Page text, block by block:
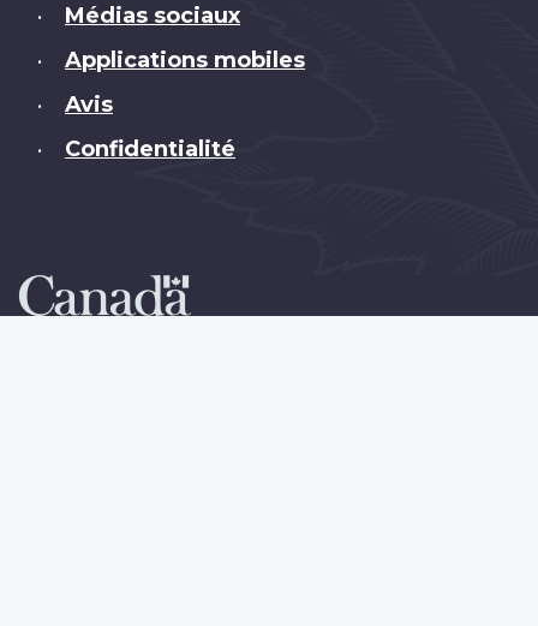
• Médias sociaux
• Applications mobiles
• Avis
• Confidentialité